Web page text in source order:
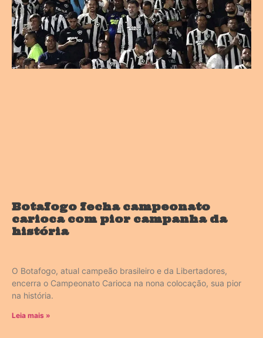
Botafogo fecha campeonato
carioca com pior campanha da
história
O Botafogo, atual campeão brasileiro e da Libertadores,
encerra o Campeonato Carioca na nona colocação, sua pior
na história.
Leia mais »